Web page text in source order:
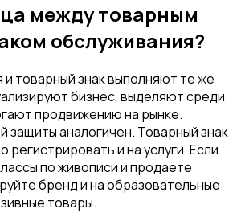
между товарным
обслуживания?
и товарный знак выполняют те же
бизнес, выделяют среди
продвижению на рынке.
защиты аналогичен. Товарный знак
и на услуги. Если
по живописи и продаете
бренд и на образовательные
товары.